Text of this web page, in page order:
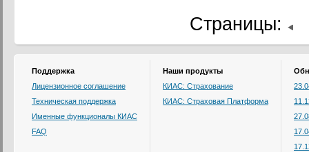
Страницы:
Поддержка
Лицензионное соглашение
Техническая поддержка
Именные функционалы КИАС
FAQ
Наши продукты
КИАС: Страхование
КИАС: Страховая Платформа